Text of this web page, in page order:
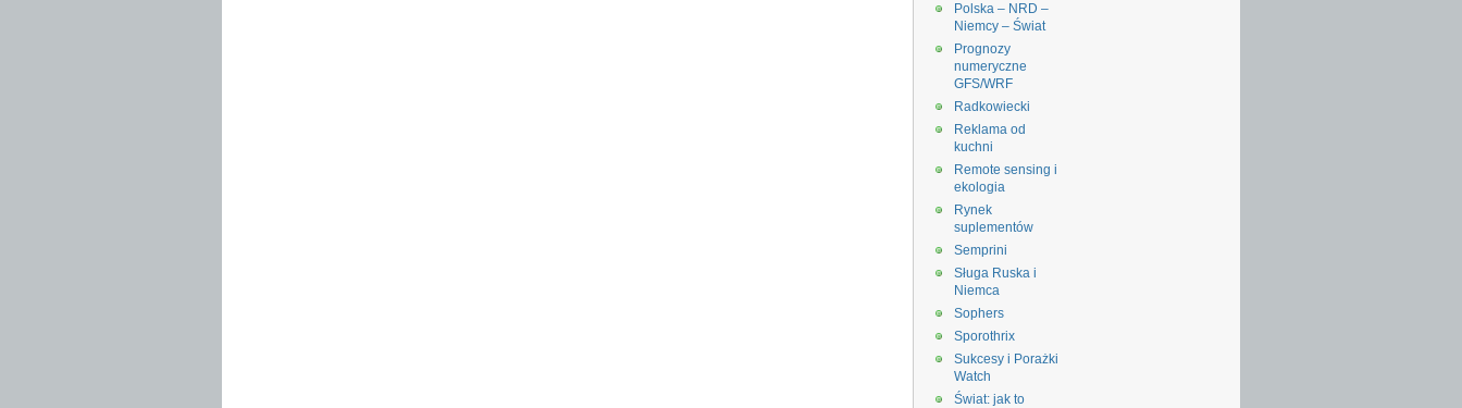
Polska – NRD –
Niemcy – Świat
Prognozy
numeryczne
GFS/WRF
Radkowiecki
Reklama od
kuchni
Remote sensing i
ekologia
Rynek
suplementów
Semprini
Sługa Ruska i
Niemca
Sophers
Sporothrix
Sukcesy i Porażki
Watch
Świat: jak to